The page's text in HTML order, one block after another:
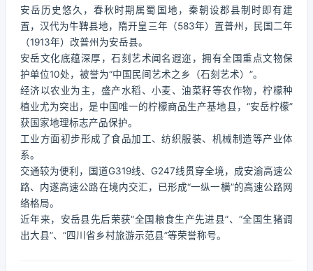
安岳历史悠久，春秋时期属蜀国地，秦朝设郡县制时即有建
置，汉代为牛鞞县地，隋开皇三年（583年）置普州，民国二年
（1913年）改普州为安岳县。
安岳文化底蕴深厚，石刻艺术闻名遐迩，拥有全国重点文物保
护单位10处，被誉为“中国民间艺术之乡（石刻艺术）”。
经济以农业为主，盛产水稻、小麦、油菜籽等农作物，柠檬种
植业尤为突出，是中国唯一的柠檬商品生产基地县，“安岳柠檬”
获国家地理标志产品保护。
工业方面初步形成了食品加工、纺织服装、机械制造等产业体
系。
交通较为便利，国道G319线、G247线贯穿全境，成安渝高速公
路、内遂高速公路在境内交汇，已形成“一纵一横”的高速公路网
络格局。
近年来，安岳县先后荣获“全国粮食生产先进县”、“全国生猪调
出大县”、“四川省乡村旅游示范县”等荣誉称号。